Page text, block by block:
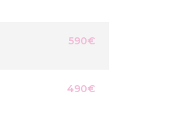
590€
490€